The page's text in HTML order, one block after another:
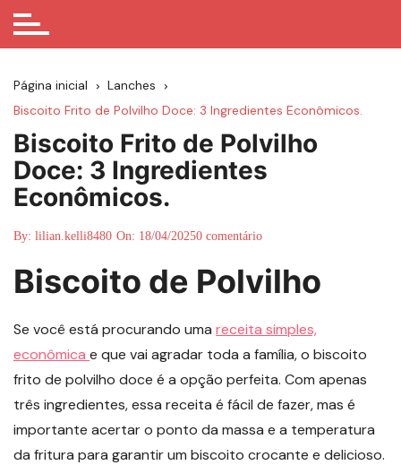
Página inicial
Lanches
Biscoito Frito de Polvilho Doce: 3 Ingredientes Econômicos.
Biscoito Frito de Polvilho
Doce: 3 Ingredientes
Econômicos.
By: lilian.kelli8480 On: 18/04/20250 comentário
Biscoito de Polvilho
Se você está procurando uma receita simples,
econômica e que vai agradar toda a família, o biscoito
frito de polvilho doce é a opção perfeita. Com apenas
três ingredientes, essa receita é fácil de fazer, mas é
importante acertar o ponto da massa e a temperatura
da fritura para garantir um biscoito crocante e delicioso.